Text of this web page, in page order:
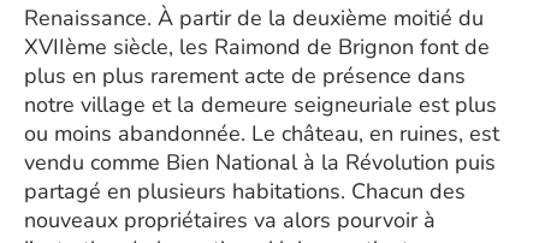
Renaissance. À partir de la deuxième moitié du
XVIIème siècle, les Raimond de Brignon font de
plus en plus rarement acte de présence dans
notre village et la demeure seigneuriale est plus
ou moins abandonnée. Le château, en ruines, est
vendu comme Bien National à la Révolution puis
partagé en plusieurs habitations. Chacun des
nouveaux propriétaires va alors pourvoir à